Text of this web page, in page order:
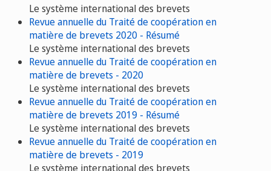
Le système international des brevets
Revue annuelle du Traité de coopération en
matière de brevets 2020 - Résumé
Le système international des brevets
Revue annuelle du Traité de coopération en
matière de brevets - 2020
Le système international des brevets
Revue annuelle du Traité de coopération en
matière de brevets 2019 - Résumé
Le système international des brevets
Revue annuelle du Traité de coopération en
matière de brevets - 2019
Le système international des brevets